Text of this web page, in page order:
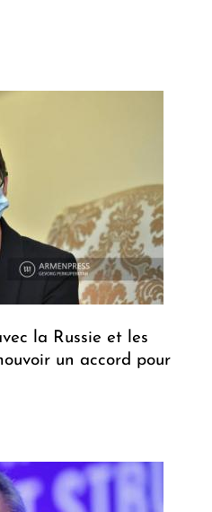
la Russie et les
un accord pour